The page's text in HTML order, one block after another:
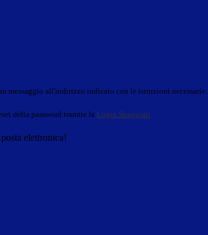
messaggio all'indirizzo indicato con le istruzioni necessarie.
della password tramite la Login Spaggiari
elettronica!